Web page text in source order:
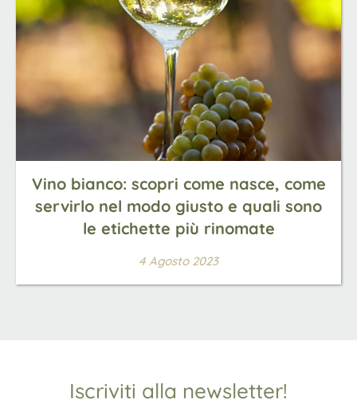
Vino bianco: scopri come nasce, come
servirlo nel modo giusto e quali sono
le etichette più rinomate
4 Agosto 2023
Iscriviti alla newsletter!